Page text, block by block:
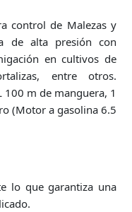
control de Malezas y
de alta presión con
en cultivos de
entre otros.
100 m de manguera, 1
(Motor a gasolina 6.5
lo que garantiza una